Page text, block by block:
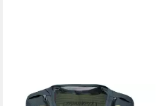
DYNAFIT